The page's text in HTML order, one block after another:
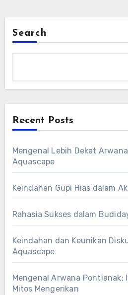
Search
Recent Posts
Mengenal Lebih Dekat
Aquascape
Keindahan Gupi Hias dalam
Rahasia Sukses dalam
Keindahan dan Keunikan
Aquascape
Mengenal Arwana Pontianak:
Mitos Mengerikan